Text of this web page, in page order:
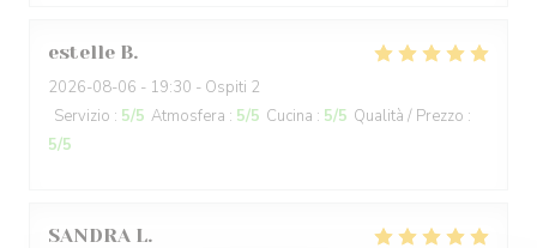
estelle B
2026-08-06 - 19:30 - Ospiti 2
Servizio : 5/5 Atmosfera : 5/5 Cucina : 5/5 Qualità / Prezzo :
5/5
SANDRA L